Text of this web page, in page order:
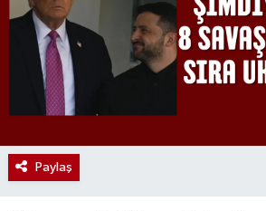
Paylaş